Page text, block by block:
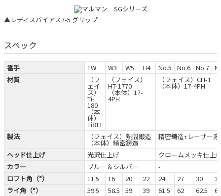
▲レディスバイアス7-5 グリップ
スペック
番手 1W W3 W5 H4 No.5 No.6 No.7
材質
（フ
ェイ
ス）
Ti-
180
（本
体）
Ti811
（フェイス）
HT-1770
（本体）17-
4PH
（フェイス）CH-1
（本体）17-4PH
製法 （フェイス）熱間鍛造
（本体）精密鋳造
精密鋳造+レーザー
ヘッド仕上げ
光沢仕上げ
クロームメッキ仕上
カラー
ブルー＆シルバー
-
ロフト角（°）
11.5 16 20 22 24 27 30
34
ライ角（°）
59.5 58.5 59 39 61.5 62 62.5
63